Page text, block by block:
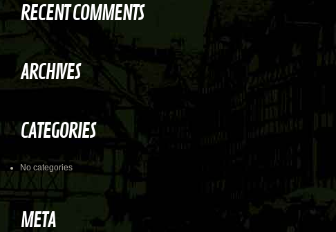
RECENT COMMENTS
ARCHIVES
CATEGORIES
No categories
META